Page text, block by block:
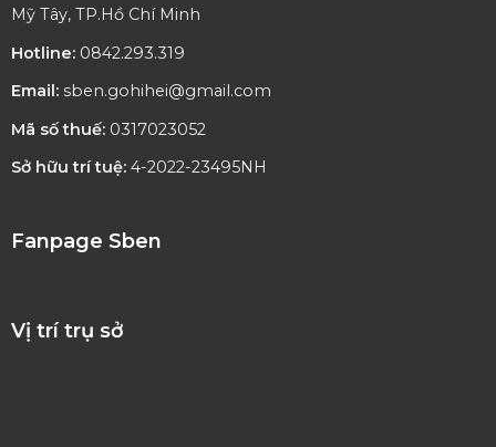
Mỹ Tây, TP.Hồ Chí Minh
Hotline:0842.293.319
Email: sben.gohihei@gmail.com
Mã số thuế:0317023052
Sở hữu trí tuệ:4-2022-23495NH
Fanpage Sben
Vị trí trụ sở